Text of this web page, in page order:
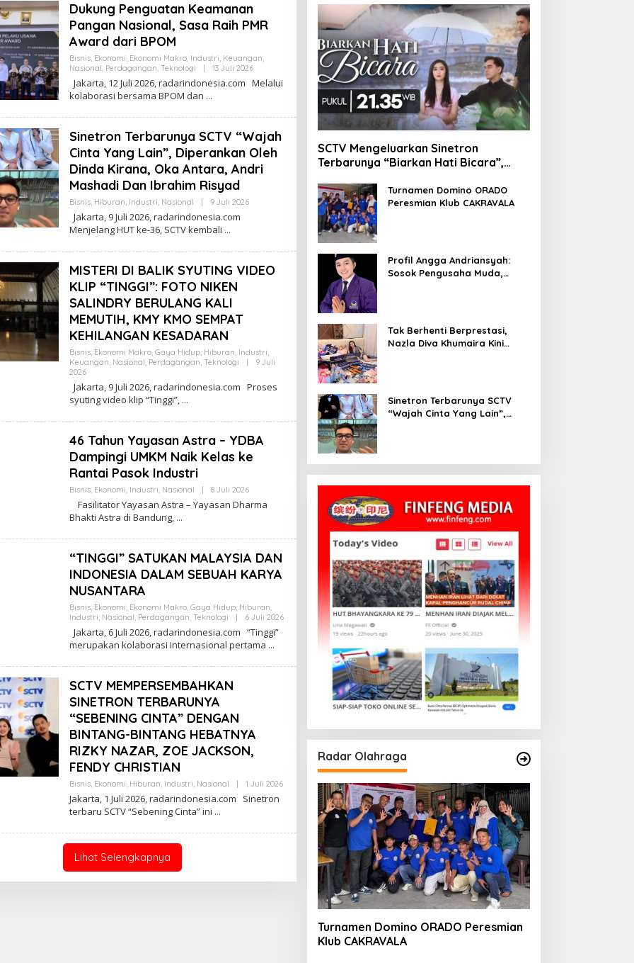
A
K
S
Dukung Penguatan Keamanan
Pangan Nasional, Sasa Raih PMR
Award dari BPOM
Bisnis, Ekonomi, Ekonomi Makro, Industri, Keuangan,
Nasional, Perdagangan, Teknologi 13 Juli 2026O
L
E
E
A
K
S
I
Jakarta, 12 Juli 2026, radarindonesia.com Melalui
kolaborasi bersama BPOM dan
Sinetron Terbarunya SCTV “Wajah
Cinta Yang Lain”, Diperankan Oleh
Dinda Kirana, Oka Antara, Andri
Mashadi Dan Ibrahim Risyad
Bisnis, Hiburan, Industri, Nasional 9 Juli 2026O
E
A
Jakarta, 9 Juli 2026, radarindonesia.com
Menjelang HUT ke-36, SCTV kembali
MISTERI DI BALIK SYUTING VIDEO
KLIP “TINGGI”: FOTO NIKEN
SALINDRY BERULANG KALI
MEMUTIH, KMY KMO SEMPAT
KEHILANGAN KESADARAN
Bisnis, Ekonomi Makro, Gaya Hidup, Hiburan, Industri,
Keuangan, Nasional, Perdagangan, Teknologi
9 Juli
2026O
E
H
E
S
I
Jakarta, 9 Juli 2026, radarindonesia.com Proses
syuting video klip “Tinggi”,
46 Tahun Yayasan Astra – YDBA
Dampingi UMKM Naik Kelas ke
Rantai Pasok Industri
Bisnis, Ekonomi, Industri, Nasional 8 Juli 2026O
E
E
A
K
S
Fasilitator Yayasan Astra – Yayasan Dharma
Bhakti Astra di Bandung,
“TINGGI” SATUKAN MALAYSIA DAN
INDONESIA DALAM SEBUAH KARYA
NUSANTARA
Bisnis, Ekonomi, Ekonomi Makro, Gaya Hidup, Hiburan,
Industri, Nasional, Perdagangan, Teknologi 6 Juli 2026O
E
Jakarta, 6 Juli 2026, radarindonesia.com “Tinggi”
merupakan kolaborasi internasional pertama
SCTV MEMPERSEMBAHKAN
SINETRON TERBARUNYA
“SEBENING CINTA” DENGAN
BINTANG-BINTANG HEBATNYA
RIZKY NAZAR, ZOE JACKSON,
FENDY CHRISTIAN
Bisnis, Ekonomi, Hiburan, Industri, Nasional 1 Juli 2026O
E
I
Jakarta, 1 Juli 2026, radarindonesia.com Sinetron
terbaru SCTV “Sebening Cinta” ini
Lihat Selengkapnya
SCTV Mengeluarkan Sinetron
Terbarunya “Biarkan Hati Bicara”,
Azof, Rendi JohnTurnamen Domino ORADO
Peresmian Klub CAKRAVALA
Profil Angga Andriansyah:
Sosok Pengusaha Muda,
Tak Berhenti Berprestasi,
Nazla Diva Khumaira Kini
Sinetron Terbarunya SCTV
“Wajah Cinta Yang Lain”,
Radar Olahraga
Turnamen Domino ORADO Peresmian
Klub CAKRAVALA